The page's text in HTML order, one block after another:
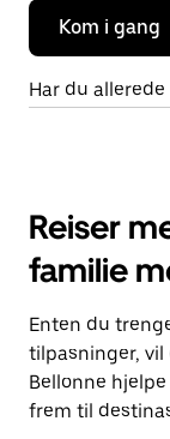
Kom i gang
Har du
Reiser
familie
Enten du
tilpasninger,
Bellonne
frem til